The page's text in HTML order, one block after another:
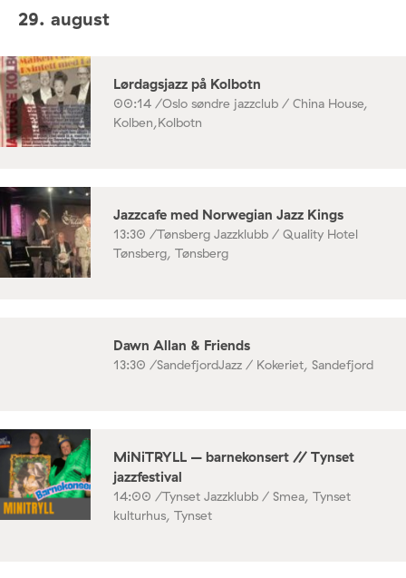
29. august
Lørdagsjazz på Kolbotn
00:14 /Oslo søndre jazzclub / China House,
Kolben,Kolbotn
Jazzcafe med Norwegian Jazz Kings
13:30 /Tønsberg Jazzklubb / Quality Hotel
Tønsberg, Tønsberg
Dawn Allan & Friends
13:30 /SandefjordJazz / Kokeriet, Sandefjord
MiNiTRYLL – barnekonsert // Tynset
jazzfestival
14:00 /Tynset Jazzklubb / Smea, Tynset
kulturhus, Tynset